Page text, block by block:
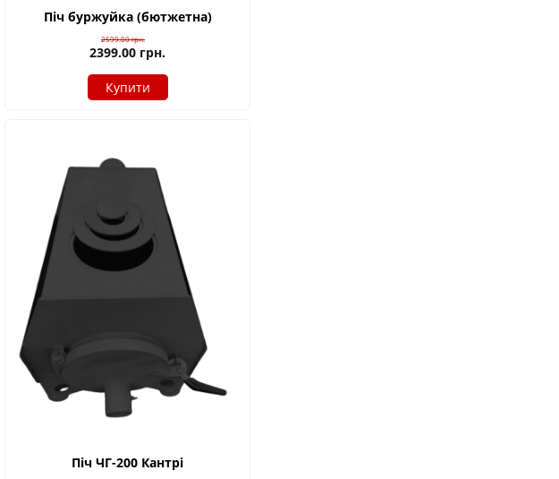
Піч буржуйка (бютжетна)
2599.00грн.
2399.00 грн.
Купити
Піч ЧГ-200 Кантрі